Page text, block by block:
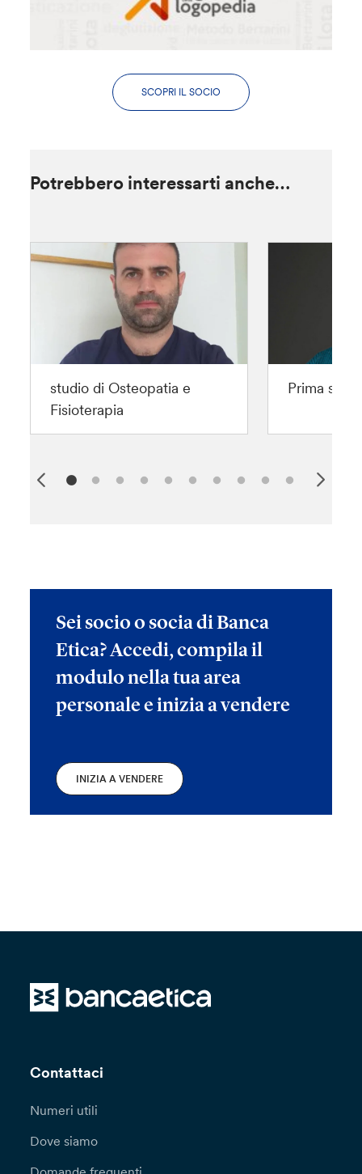
SCOPRI IL SOCIO
Potrebbero interessarti anche…
studio di Osteopatia e
Fisioterapia
Prima
Sei socio o socia di Banca
Etica? Accedi, compila il
modulo nella tua area
personale e inizia a vendere
INIZIA A VENDERE
Contattaci
Numeri utili
Dove siamo